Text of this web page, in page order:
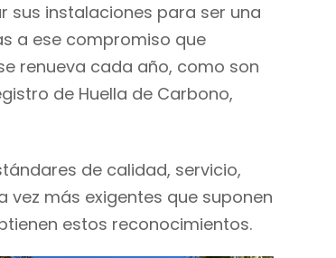
sus instalaciones para ser una
a ese compromiso que
renueva cada año, como son
de Huella de Carbono,
de calidad, servicio,
más exigentes que suponen
estos reconocimientos.